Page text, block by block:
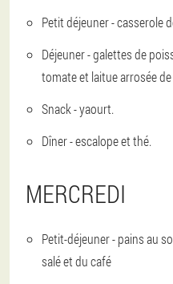
Petit déjeuner - casserole
Déjeuner - galettes de
tomate et laitue arrosée
Snack - yaourt.
Dîner - escalope et thé.
MERCREDI
Petit-déjeuner - pains au
salé et du café